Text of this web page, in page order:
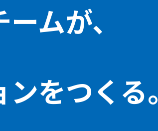
ムが、
ンをつくる。